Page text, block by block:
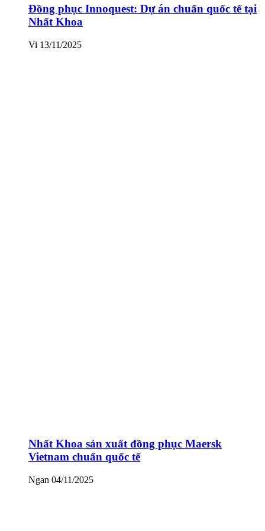
Đồng phục Innoquest: Dự án chuẩn quốc tế tại
Nhất Khoa
Vi 13/11/2025
Nhất Khoa sản xuất đồng phục Maersk
Vietnam chuẩn quốc tế
Ngan 04/11/2025